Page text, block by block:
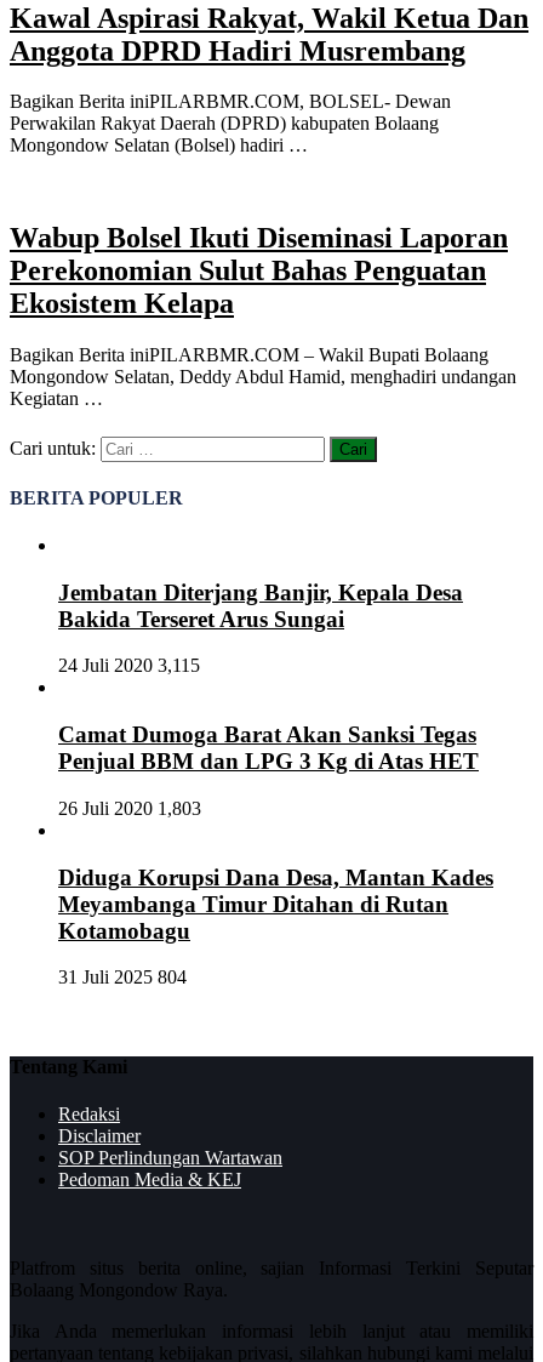
Kawal Aspirasi Rakyat, Wakil Ketua Dan
Anggota DPRD Hadiri Musrembang
Bagikan Berita iniPILARBMR.COM, BOLSEL- Dewan
Perwakilan Rakyat Daerah (DPRD) kabupaten Bolaang
Mongondow Selatan (Bolsel) hadiri …
Wabup Bolsel Ikuti Diseminasi Laporan
Perekonomian Sulut Bahas Penguatan
Ekosistem Kelapa
Bagikan Berita iniPILARBMR.COM – Wakil Bupati Bolaang
Mongondow Selatan, Deddy Abdul Hamid, menghadiri undangan
Kegiatan …
Cari untuk:
BERITA POPULER
Jembatan Diterjang Banjir, Kepala Desa
Bakida Terseret Arus Sungai
24 Juli 2020 3,115
Camat Dumoga Barat Akan Sanksi Tegas
Penjual BBM dan LPG 3 Kg di Atas HET
26 Juli 2020 1,803
Diduga Korupsi Dana Desa, Mantan Kades
Meyambanga Timur Ditahan di Rutan
Kotamobagu
31 Juli 2025 804
Tentang Kami
Redaksi
Disclaimer
SOP Perlindungan Wartawan
Pedoman Media & KEJ
Platfrom situs berita online, sajian Informasi Terkini Seputar
Bolaang Mongondow Raya.
Jika Anda memerlukan informasi lebih lanjut atau memiliki
pertanyaan tentang kebijakan privasi, silahkan hubungi kami melalui